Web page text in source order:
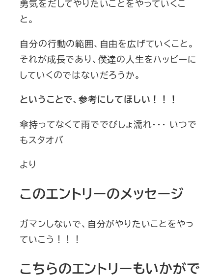
勇気をだしてやりたいことをやっていくこ
と。
自分の行動の範囲、自由を広げていくこと。
それが成長であり、僕達の人生をハッピーに
していくのではないだろうか。
ということで、参考にしてほしい！！！
傘持ってなくて雨ででびしょ濡れ・・・ いつで
もスタオバ
より
このエントリーのメッセージ
ガマンしないで、自分がやりたいことをやっ
ていこう！！！
こちらのエントリーもいかがで